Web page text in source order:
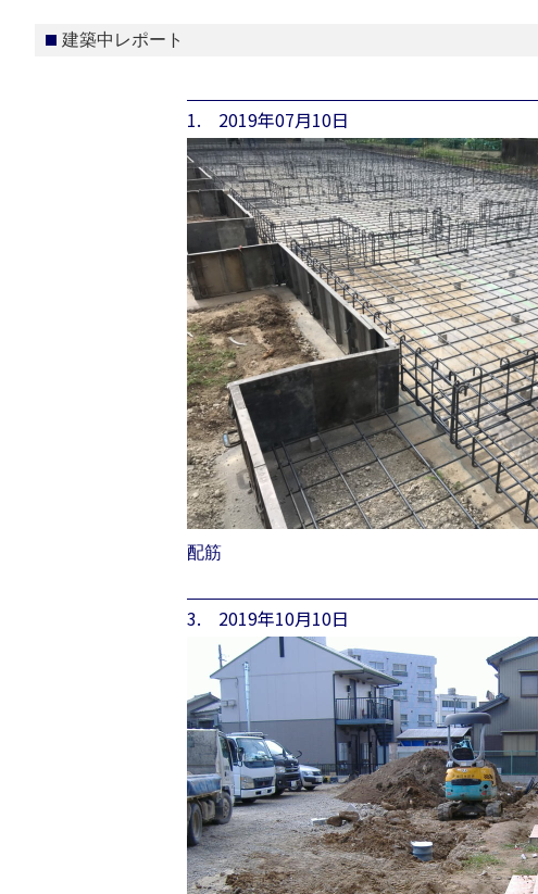
建築中レポート
1. 2019年07月10日
配筋
3. 2019年10月10日